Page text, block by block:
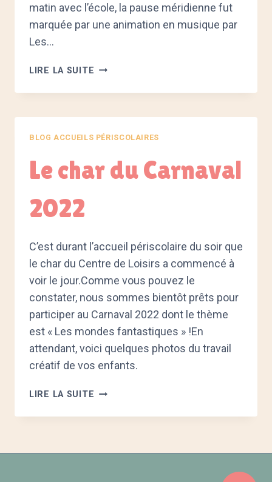
matin avec l’école, la pause méridienne fut
marquée par une animation en musique par
Les…
LIRE LA SUITE WEEK-
CARNAVAL
BLOG ACCUEILS PÉRISCOLAIRES
Le char du Carnaval
2022
C’est durant l’accueil périscolaire du soir que
le char du Centre de Loisirs a commencé à
voir le jour.Comme vous pouvez le
constater, nous sommes bientôt prêts pour
participer au Carnaval 2022 dont le thème
est « Les mondes fantastiques » !En
attendant, voici quelques photos du travail
créatif de vos enfants.
LIRE LA SUITE LE
DU